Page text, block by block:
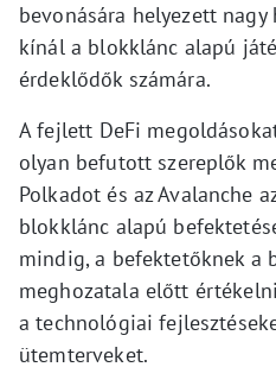
bevonására helyezett
kínál a blokklánc alapú
érdeklődők számára.
A fejlett DeFi
olyan befutott szereplők
Polkadot és az Avalanche
blokklánc alapú
mindig, a befektetőknek a
meghozatala előtt
a technológiai
ütemterveket.